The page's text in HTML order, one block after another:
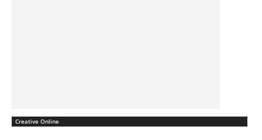
Creative Online